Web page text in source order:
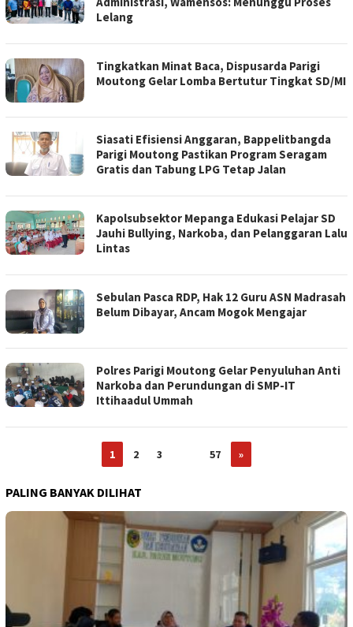
Lelang
Tingkatkan Minat Baca, Dispusarda Parigi
Moutong Gelar Lomba Bertutur Tingkat SD/MI
Siasati Efisiensi Anggaran, Bappelitbangda
Parigi Moutong Pastikan Program Seragam
Gratis dan Tabung LPG Tetap Jalan
Kapolsubsektor Mepanga Edukasi Pelajar SD
Jauhi Bullying, Narkoba, dan Pelanggaran Lalu
Lintas
Sebulan Pasca RDP, Hak 12 Guru ASN Madrasah
Belum Dibayar, Ancam Mogok Mengajar
Polres Parigi Moutong Gelar Penyuluhan Anti
Narkoba dan Perundungan di SMP-IT
Ittihaadul Ummah
1 2 3 57 »
PALING BANYAK DILIHAT